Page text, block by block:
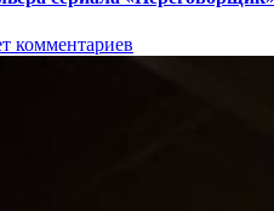
комментариев